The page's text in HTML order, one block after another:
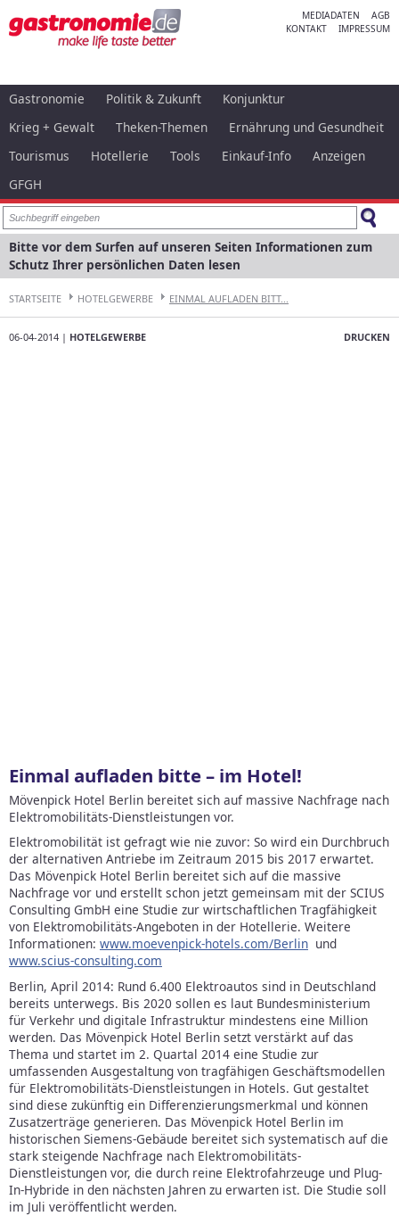
MEDIADATEN
AGB
KONTAKT
IMPRESSUM
Gastronomie Politik & Zukunft
Konjunktur
Krieg + Gewalt
Theken-Themen
Ernährung und Gesundheit
Tourismus
Hotellerie Tools Einkauf-Info
Anzeigen
GFGH
Bitte vor dem Surfen auf unseren Seiten Informationen zum
Schutz Ihrer persönlichen Daten lesen
STARTSEITE HOTELGEWERBE EINMAL AUFLADEN BITT...
DRUCKEN
06-04-2014 | HOTELGEWERBE
Einmal aufladen bitte – im Hotel!
Mövenpick Hotel Berlin bereitet sich auf massive Nachfrage nach
Elektromobilitäts-Dienstleistungen vor.
Elektromobilität ist gefragt wie nie zuvor: So wird ein Durchbruch
der alternativen Antriebe im Zeitraum 2015 bis 2017 erwartet.
Das Mövenpick Hotel Berlin bereitet sich auf die massive
Nachfrage vor und erstellt schon jetzt gemeinsam mit der SCIUS
Consulting GmbH eine Studie zur wirtschaftlichen Tragfähigkeit
von Elektromobilitäts-Angeboten in der Hotellerie. Weitere
Informationen: www.moevenpick-hotels.com/Berlin und
www.scius-consulting.com
Berlin, April 2014: Rund 6.400 Elektroautos sind in Deutschland
bereits unterwegs. Bis 2020 sollen es laut Bundesministerium
für Verkehr und digitale Infrastruktur mindestens eine Million
werden. Das Mövenpick Hotel Berlin setzt verstärkt auf das
Thema und startet im 2. Quartal 2014 eine Studie zur
umfassenden Ausgestaltung von tragfähigen Geschäftsmodellen
für Elektromobilitäts-Dienstleistungen in Hotels. Gut gestaltet
sind diese zukünftig ein Differenzierungsmerkmal und können
Zusatzerträge generieren. Das Mövenpick Hotel Berlin im
historischen Siemens-Gebäude bereitet sich systematisch auf die
stark steigende Nachfrage nach Elektromobilitäts-
Dienstleistungen vor, die durch reine Elektrofahrzeuge und Plug-
In-Hybride in den nächsten Jahren zu erwarten ist. Die Studie soll
im Juli veröffentlicht werden.